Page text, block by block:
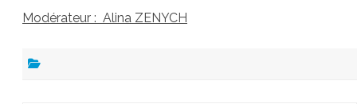
Modérateur : Alina ZENYCH